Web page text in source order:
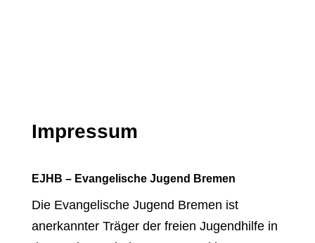
Impressum
EJHB – Evangelische Jugend Bremen
Die Evangelische Jugend Bremen ist
anerkannter Träger der freien Jugendhilfe in